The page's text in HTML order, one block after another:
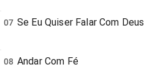
07 Se Eu Quiser Falar Com Deus
08 Andar Com Fé